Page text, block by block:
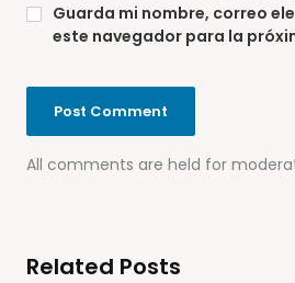
All comments are held for
Guarda mi nombre, correo
este navegador para la
Related Posts